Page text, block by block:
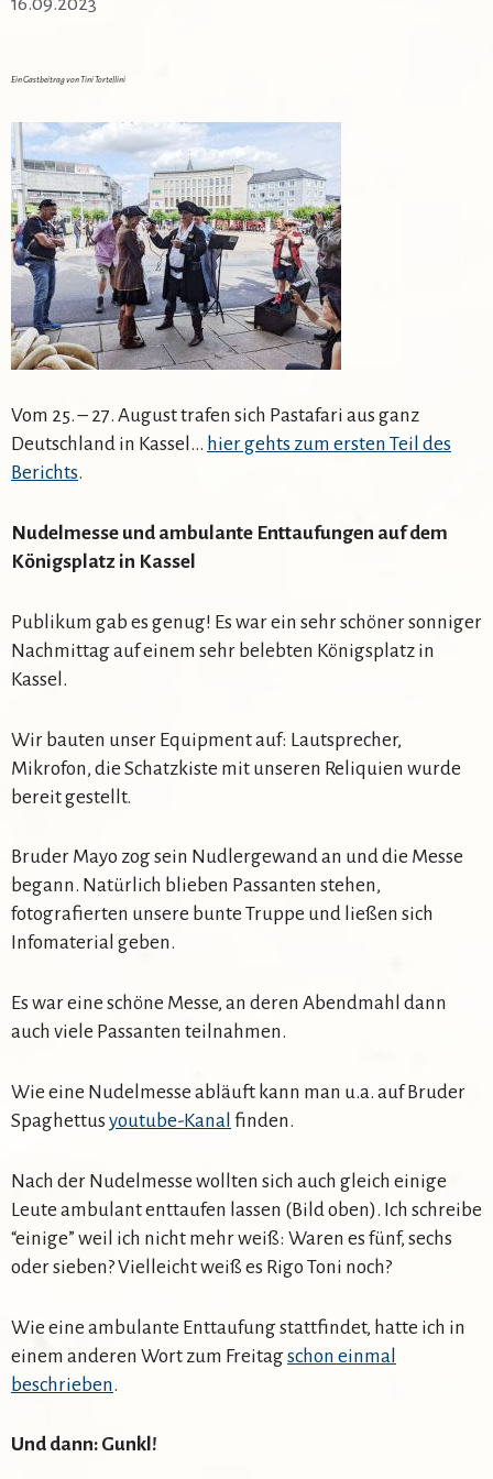
Ein Gastbeitrag von Tini Tortellini
Vom 25. – 27. August trafen sich Pastafari aus ganz
Deutschland in Kassel… hier gehts zum ersten Teil des
Berichts.
Nudelmesse und ambulante Enttaufungen auf dem
Königsplatz in Kassel
Publikum gab es genug! Es war ein sehr schöner sonniger
Nachmittag auf einem sehr belebten Königsplatz in
Kassel.
Wir bauten unser Equipment auf: Lautsprecher,
Mikrofon, die Schatzkiste mit unseren Reliquien wurde
bereit gestellt.
Bruder Mayo zog sein Nudlergewand an und die Messe
begann. Natürlich blieben Passanten stehen,
fotografierten unsere bunte Truppe und ließen sich
Infomaterial geben.
Es war eine schöne Messe, an deren Abendmahl dann
auch viele Passanten teilnahmen.
Wie eine Nudelmesse abläuft kann man u.a. auf Bruder
Spaghettus youtube-Kanal finden.
Nach der Nudelmesse wollten sich auch gleich einige
Leute ambulant enttaufen lassen (Bild oben). Ich schreibe
“einige” weil ich nicht mehr weiß: Waren es fünf, sechs
oder sieben? Vielleicht weiß es Rigo Toni noch?
Wie eine ambulante Enttaufung stattfindet, hatte ich in
einem anderen Wort zum Freitagschon einmal
beschrieben.
Und dann: Gunkl!